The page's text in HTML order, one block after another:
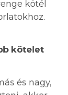
kötél
kötelet
és nagy,